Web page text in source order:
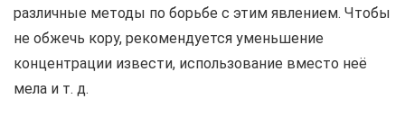
различные методы по борьбе с этим явлением. Чтобы
не обжечь кору, рекомендуется уменьшение
концентрации извести, использование вместо неё
мела и т. д.